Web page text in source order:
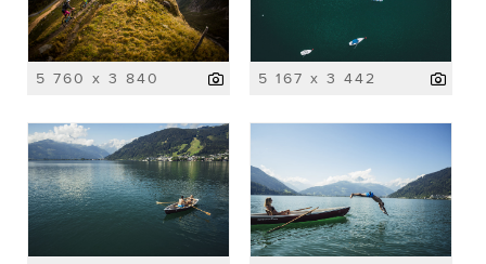
5 760 x 3 840 5 167 x 3 442